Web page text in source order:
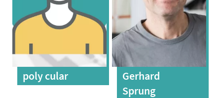
poly cular
Gerhard
Sprung